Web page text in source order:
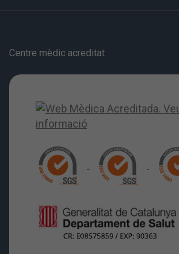
Centre mèdic acreditat